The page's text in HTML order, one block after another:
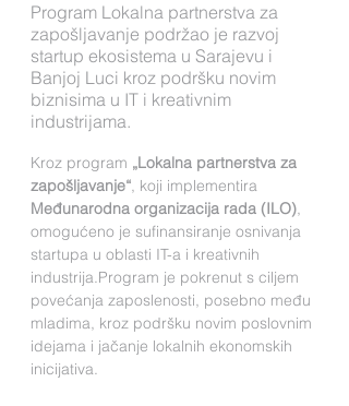
Program Lokalna partnerstva za
zapošljavanje podržao je razvoj
startup ekosistema u Sarajevu i
Banjoj Luci kroz podršku novim
biznisima u IT i kreativnim
industrijama.
Kroz program „Lokalna partnerstva za
zapošljavanje“, koji implementira
Međunarodna organizacija rada (ILO),
omogućeno je sufinansiranje osnivanja
startupa u oblasti IT-a i kreativnih
industrija.Program je pokrenut s ciljem
povećanja zaposlenosti, posebno među
mladima, kroz podršku novim poslovnim
idejama i jačanje lokalnih ekonomskih
inicijativa.